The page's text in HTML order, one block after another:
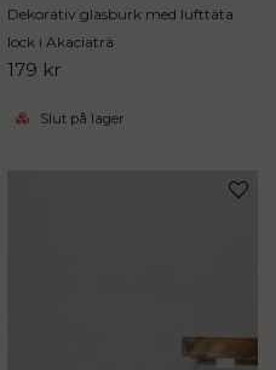
Dekorativ glasburk med lufttäta
lock i Akaciaträ
179 kr
Slut på lager